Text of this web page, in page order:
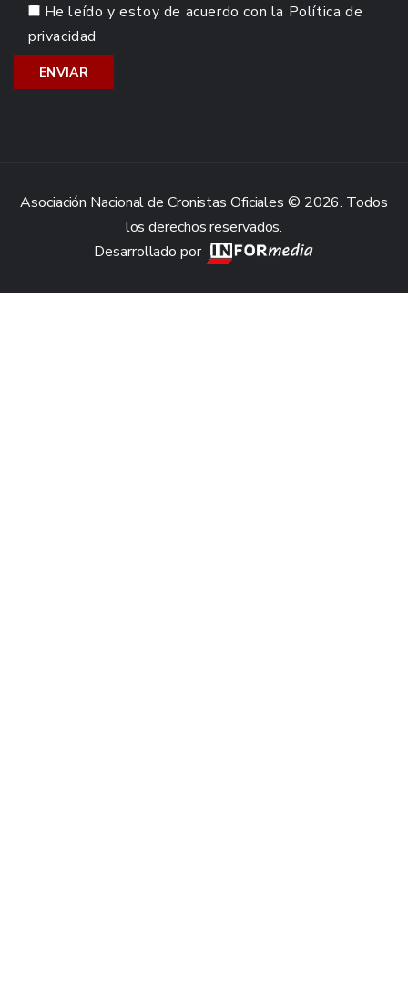
He leído y estoy de acuerdo con la Política de
privacidad
Asociación Nacional de Cronistas Oficiales © 2026. Todos
los derechos reservados.
Desarrollado por